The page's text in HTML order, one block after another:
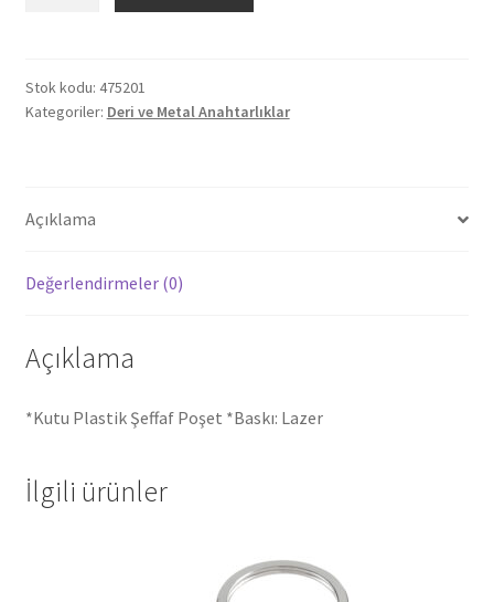
-
DERİ
Stok kodu: 475201
Kategoriler: Deri ve Metal Anahtarlıklar
Açıklama
Değerlendirmeler (0)
Açıklama
*Kutu Plastik Şeffaf Poşet *Baskı: Lazer
İlgili ürünler